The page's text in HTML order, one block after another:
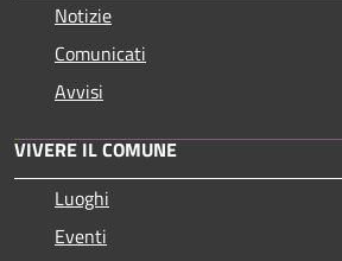
Notizie
Comunicati
Avvisi
VIVERE IL COMUNE
Luoghi
Eventi